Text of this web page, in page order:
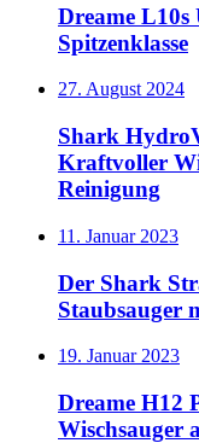
Dreame L10s
Spitzenklasse
27. August 2024
Shark
Kraftvoller
Reinigung
11. Januar 2023
Der Shark
Staubsauger
19. Januar 2023
Dreame H12
Wischsauger